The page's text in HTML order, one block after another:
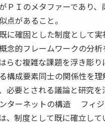
ＰＩのメタファーであり
点があること。
に確固とした制度として実
念的フレームワークの分
らむ複雑な課題を浮き彫り
構成要素同士の関係性を
必要とされる議論と研究
ターネットの構造 フィ
、制度として既に確立し